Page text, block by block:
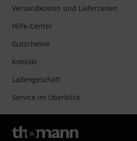
Versandkosten und Lieferzeiten
Hilfe-Center
Gutscheine
Kontakt
Ladengeschäft
Service im Überblick